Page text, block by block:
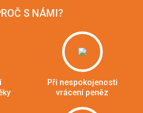
S NÁMI?
Při nespokojenosti
vrácení peněz